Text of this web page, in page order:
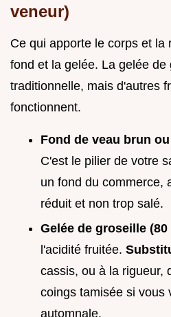
veneur)
Ce qui apporte le corps et la
fond et la gelée. La gelée de
traditionnelle, mais d'autres
fonctionnent.
Fond de veau brun
C'est le pilier de votre
un fond du commerce,
réduit et non trop salé.
Gelée de groseille (80
l'acidité fruitée.
cassis, ou à la rigueur,
coings tamisée si vous
automnale.